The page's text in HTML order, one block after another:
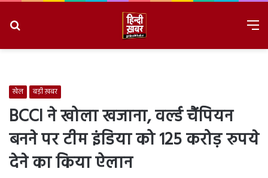
खेल बड़ी ख़बर
BCCI ने खोला खजाना, वर्ल्ड चैंपियन
बनने पर टीम इंडिया को 125 करोड़ रुपये
देने का किया ऐलान